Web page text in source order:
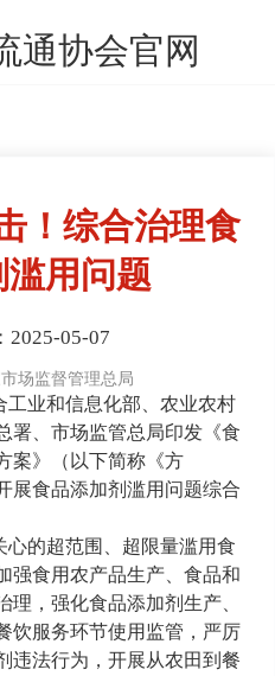
通协会官网
！综合治理食
用问题
2025-05-07
场监督管理总局
工业和信息化部、农业农村
署、市场监管总局印发《食
案》（以下简称《方
展食品添加剂滥用问题综合
心的超范围、超限量滥用食
强食用农产品生产、食品和
，强化食品添加剂生产、
饮服务环节使用监管，严厉
违法行为，开展从农田到餐